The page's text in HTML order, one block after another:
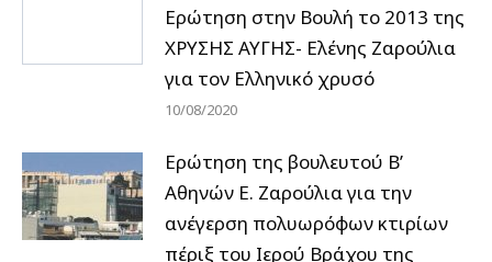
Ερώτηση στην Βουλή το 2013 της
ΧΡΥΣΗΣ ΑΥΓΗΣ- Ελένης Ζαρούλια
για τον Ελληνικό χρυσό
10/08/2020
Ερώτηση της βουλευτού Β’
Αθηνών Ε. Ζαρούλια για την
ανέγερση πολυωρόφων κτιρίων
πέριξ του Ιερού Βράχου της